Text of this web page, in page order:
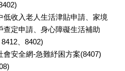
低收入老人生活津貼申請、家境
查定申請、身心障礙生活補助
、8402)
安全網-急難紓困方案(8407)